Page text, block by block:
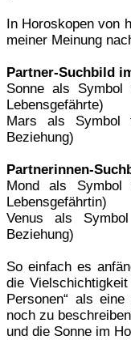
In Horoskopen von
meiner Meinung
Partner-Suchbild
Sonne als Symbol
Lebensgefährte)
Mars als Symbol
Beziehung)
Partnerinnen-
Mond als Symbol
Lebensgefährtin)
Venus als
Beziehung)
So einfach es
die
Personen“ als
noch zu
und die Sonne im